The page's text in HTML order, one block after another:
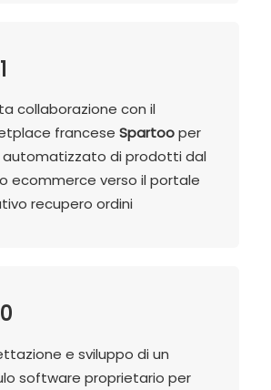
collaborazione con il
francese Spartooper
automatizzato di prodotti dal
ecommerce verso il portale
recupero ordini
e sviluppo di un
software proprietario per